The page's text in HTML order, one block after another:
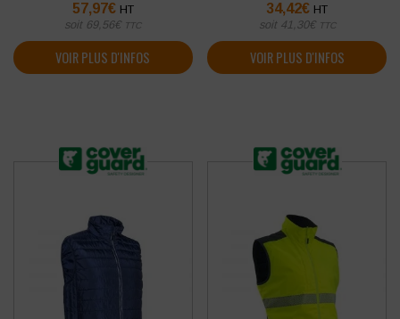
57,97€ HT
soit 69,56€ TTC
VOIR PLUS D'INFOS
34,42€ HT
soit 41,30€ TTC
VOIR PLUS D'INFOS